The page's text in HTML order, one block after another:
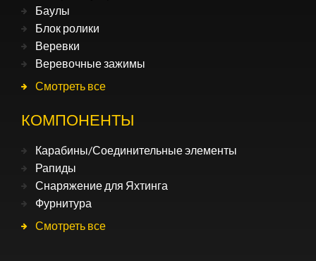
Баулы
Блок ролики
Веревки
Веревочные зажимы
Смотреть все
КОМПОНЕНТЫ
Карабины/Соединительные элементы
Рапиды
Снаряжение для Яхтинга
Фурнитура
Смотреть все